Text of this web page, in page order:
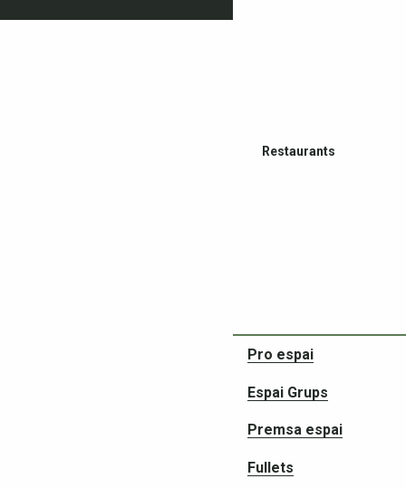
Restaurants
Socis en les vostres
Pro espai
Espai Grups
Premsa espai
Fullets